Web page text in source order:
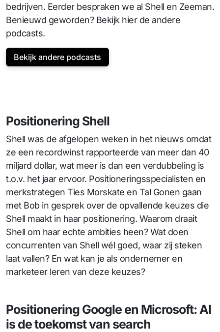
bedrijven. Eerder bespraken we al Shell en Zeeman.
Benieuwd geworden? Bekijk hier de andere
podcasts.
Bekijk andere podcasts
Positionering Shell
Shell was de afgelopen weken in het nieuws omdat
ze een recordwinst rapporteerde van meer dan 40
miljard dollar, wat meer is dan een verdubbeling is
t.o.v. het jaar ervoor. Positioneringsspecialisten en
merkstrategen Ties Morskate en Tal Gonen gaan
met Bob in gesprek over de opvallende keuzes die
Shell maakt in haar positionering. Waarom draait
Shell om haar echte ambities heen? Wat doen
concurrenten van Shell wél goed, waar zij steken
laat vallen? En wat kan je als ondernemer en
marketeer leren van deze keuzes?
Positionering Google en Microsoft: AI
is de toekomst van search